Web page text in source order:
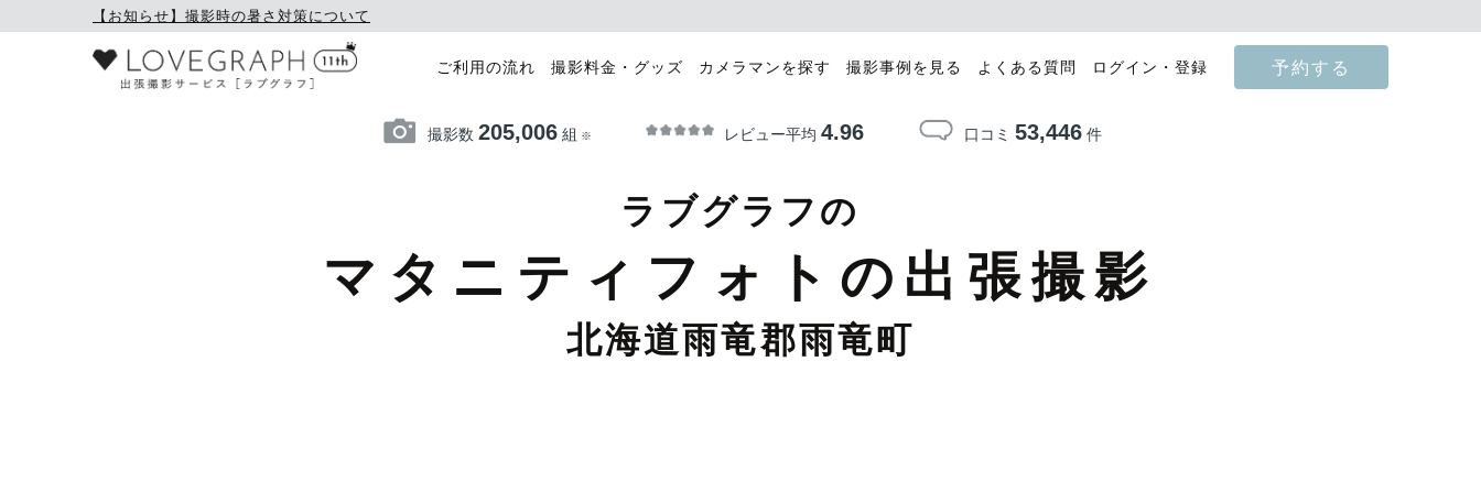
【お知らせ】撮影時の暑さ対策について
ご利用の流れ 撮影料金・グッズ カメラマンを探す 撮影事例を見る よくある質問 ログイン・登録 予約する
撮影数 205,006組 ※ レビュー平均 4.96 口コミ 53,446件
ラブグラフの
マタニティフォトの出張撮影
北海道雨竜郡雨竜町